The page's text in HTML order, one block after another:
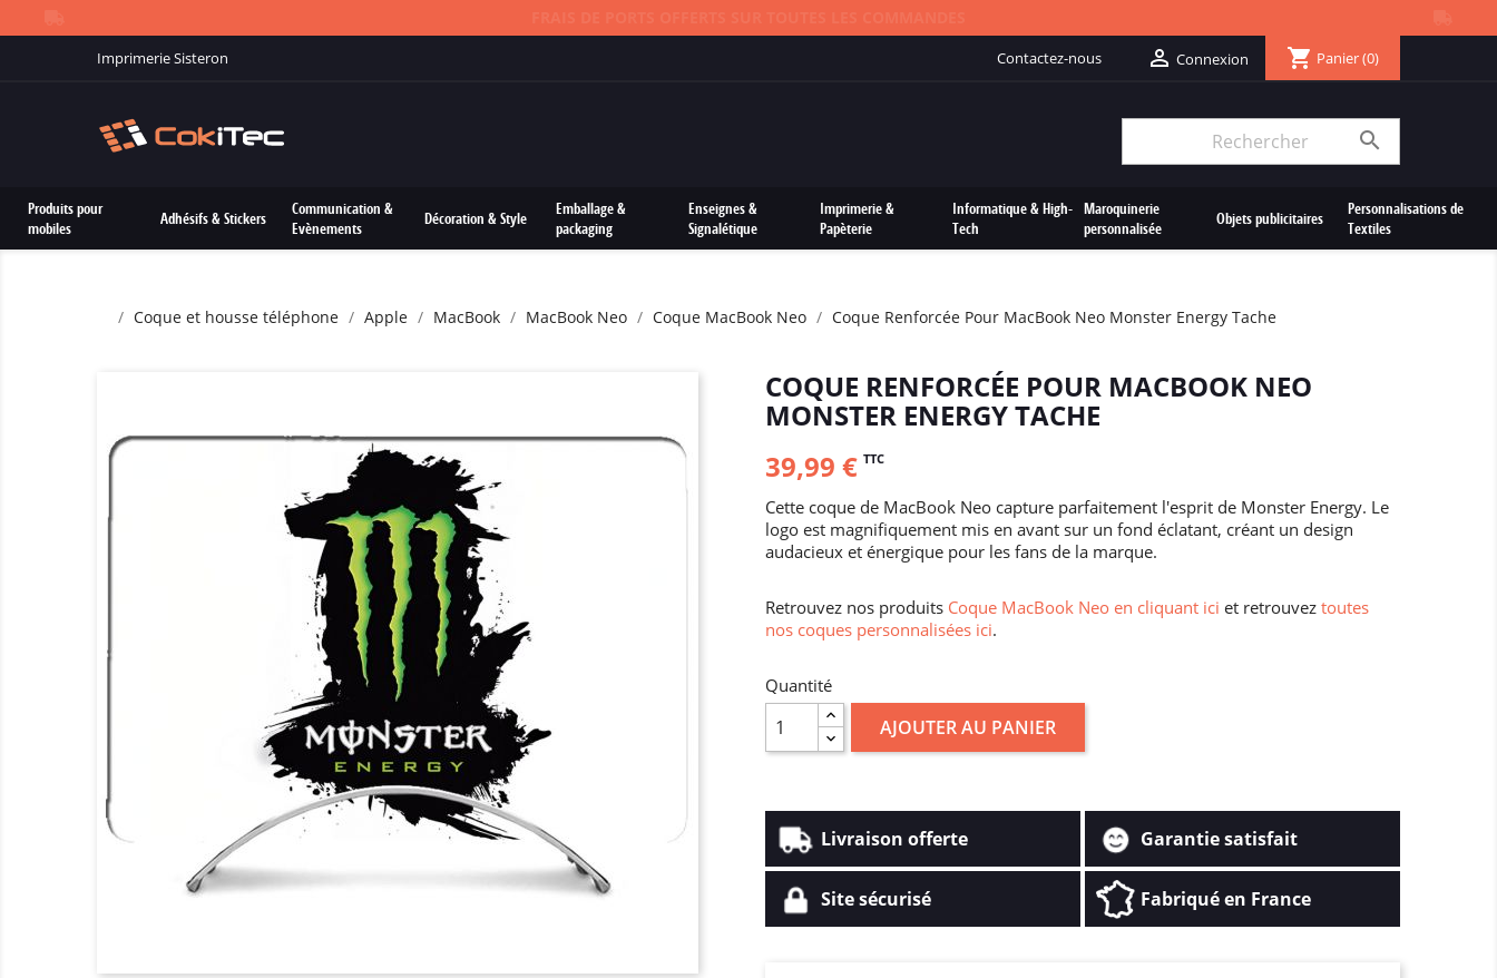
Imprimerie Sisteron Contactez-nous  Connexion shopping_cart Panier(0)

Produits pour
mobiles
Adhésifs & Stickers
Communication &
Evènements
Décoration & Style
Emballage &
packaging
Enseignes &
Signalétique
Imprimerie &
Papèterie
Informatique & High-
Tech
Maroquinerie
personnalisée
Objets publicitaires
Personnalisations de
Textiles
Coque et housse téléphone Apple MacBook MacBook Neo Coque MacBook Neo Coque Renforcée Pour MacBook Neo Monster Energy Tache
COQUE RENFORCÉE POUR MACBOOK NEO
MONSTER ENERGY TACHE
39,99 € TTC
Cette coque de MacBook Neo capture parfaitement l'esprit de Monster Energy. Le
logo est magnifiquement mis en avant sur un fond éclatant, créant un design
audacieux et énergique pour les fans de la marque.
Retrouvez nos produits Coque MacBook Neo en cliquant ici et retrouvez toutes
nos coques personnalisées ici.
Quantité
AJOUTER AU PANIER
Livraison offerte Garantie satisfait
Site sécurisé Fabriqué en France